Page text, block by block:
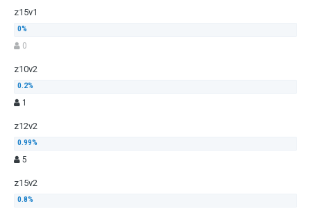
z15v1
0
z10v2
1
z12v2
5
z15v2